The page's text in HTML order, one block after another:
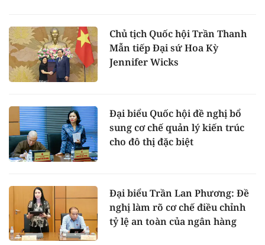
Chủ tịch Quốc hội Trần Thanh
Mẫn tiếp Đại sứ Hoa Kỳ
Jennifer Wicks
Đại biểu Quốc hội đề nghị bổ
sung cơ chế quản lý kiến trúc
cho đô thị đặc biệt
Đại biểu Trần Lan Phương: Đề
nghị làm rõ cơ chế điều chỉnh
tỷ lệ an toàn của ngân hàng